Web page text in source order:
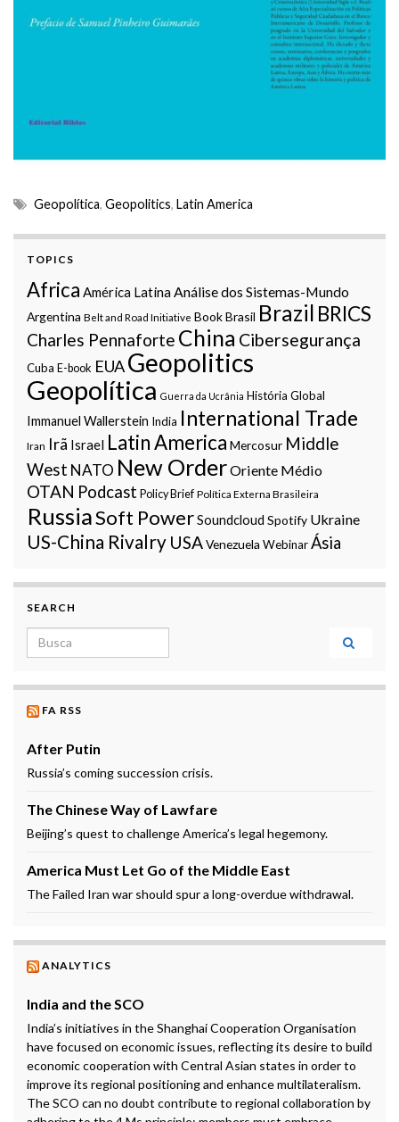
Geopolítica, Geopolitics, Latin America
TOPICS
Africa América Latina Análise dos Sistemas-Mundo
Argentina Belt and Road Initiative BookBrasil Brazil BRICS
Charles Pennaforte China Cibersegurança
Cuba E-book EUAGeopolitics
Geopolítica Guerra da Ucrânia História Global
Immanuel Wallerstein India International Trade
Iran Irã Israel Latin America Mercosur Middle
West NATO New OrderOriente Médio
OTAN Podcast Policy Brief Política Externa Brasileira
RussiaSoft PowerSoundcloud Spotify Ukraine
US-China Rivalry USAVenezuela WebinarÁsia
SEARCH
Search for:
FA RSS
After Putin
Russia’s coming succession crisis.
The Chinese Way of Lawfare
Beijing’s quest to challenge America’s legal hegemony.
America Must Let Go of the Middle East
The Failed Iran war should spur a long-overdue withdrawal.
ANALYTICS
India and the SCO
India’s initiatives in the Shanghai Cooperation Organisation
have focused on economic issues, reflecting its desire to build
economic cooperation with Central Asian states in order to
improve its regional positioning and enhance multilateralism.
The SCO can no doubt contribute to regional collaboration by